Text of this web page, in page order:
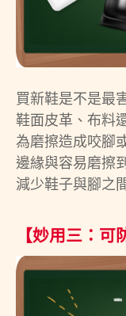
買新鞋是不是最
鞋面皮革、布料
為磨擦造成咬腳
邊緣與容易磨擦
減少鞋子與腳之
【妙用三：可